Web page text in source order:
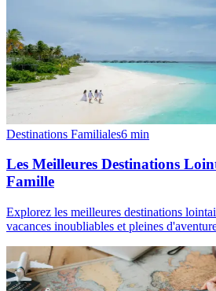
Destinations Familiales6 min
Les Meilleures Destinations
Famille
Explorez les meilleures destinations
vacances inoubliables et pleines